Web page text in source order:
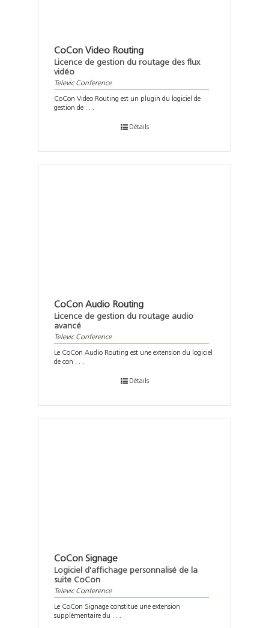
CoCon Video Routing
Licence de gestion du routage des flux
vidéo
Televic Conference
CoCon Video Routing est un plugin du logiciel de
gestion de . . .
Détails
CoCon Audio Routing
Licence de gestion du routage audio
avancé
Televic Conference
Le CoCon Audio Routing est une extension du logiciel
de con . . .
Détails
CoCon Signage
Logiciel d'affichage personnalisé de la
suite CoCon
Televic Conference
Le CoCon Signage constitue une extension
supplémentaire du . . .